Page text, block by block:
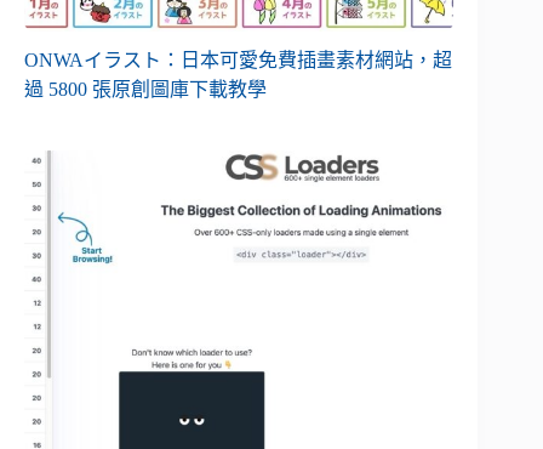
ONWAイラスト：日本可愛免費插畫素材網站，超
過 5800 張原創圖庫下載教學